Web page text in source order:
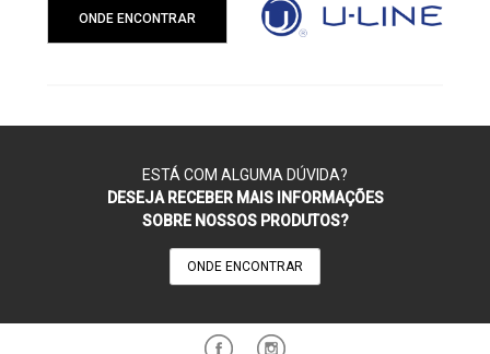
ONDE ENCONTRAR
ESTÁ COM ALGUMA DÚVIDA?
DESEJA RECEBER MAIS INFORMAÇÕES
SOBRE NOSSOS PRODUTOS?
ONDE ENCONTRAR